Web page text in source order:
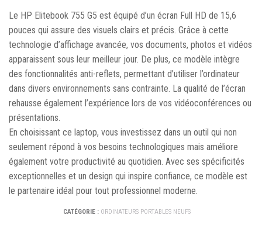
Le HP Elitebook 755 G5 est équipé d’un écran Full HD de 15,6
pouces qui assure des visuels clairs et précis. Grâce à cette
technologie d’affichage avancée, vos documents, photos et vidéos
apparaissent sous leur meilleur jour. De plus, ce modèle intègre
des fonctionnalités anti-reflets, permettant d’utiliser l’ordinateur
dans divers environnements sans contrainte. La qualité de l’écran
rehausse également l’expérience lors de vos vidéoconférences ou
présentations.
En choisissant ce laptop, vous investissez dans un outil qui non
seulement répond à vos besoins technologiques mais améliore
également votre productivité au quotidien. Avec ses spécificités
exceptionnelles et un design qui inspire confiance, ce modèle est
le partenaire idéal pour tout professionnel moderne.
CATÉGORIE : ORDINATEURS PORTABLES NEUFS